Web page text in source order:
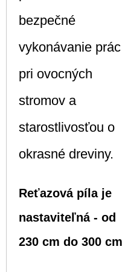
bezpečné
vykonávanie prác
pri ovocných
stromov a
starostlivosťou o
okrasné dreviny.
Reťazová píla je
nastaviteľná - od
230 cm do 300 cm